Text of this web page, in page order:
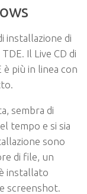
installazione di
Il Live CD di
è più in linea con
sembra di
tempo e si sia
sono
di file, un
installato
screenshot.